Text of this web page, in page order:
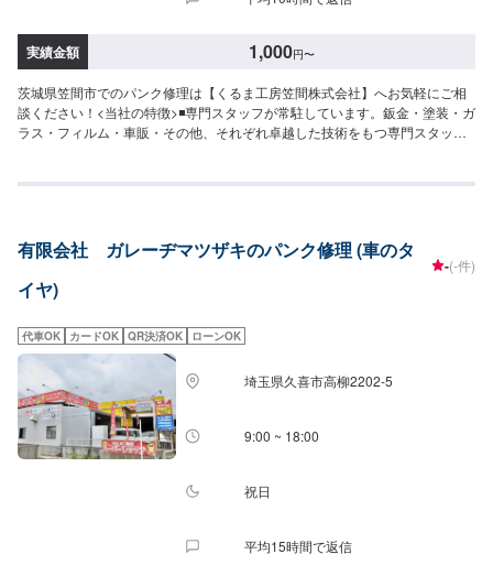
実績金額 1,000円〜
茨城県笠間市でのパンク修理は【くるま工房笠間株式会社】へお気軽にご相
談ください！<当社の特徴>◾専門スタッフが常駐しています。鈑金・塗装・ガ
ラス・フィルム・車販・その他、それぞれ卓越した技術をもつ専門スタッフ
は保証します。◾土・日・祝も営業してるのでお客様がお休みでも見積・修理
>★お安く済ませたい…★お時間があまり取れない…などのご相談もお気軽に
どうぞ！【1】オファーにてお問い合わせ【2】お見積り【3】お見積りにご
納得いただければ作業開始【4】仕上がり次第納車-----納期について-----納期
めご了承ください。-----代車について-----代車をご用意しています。お車の作
業中は代車をご利用ください。※代車の燃料代はお客様にご負担いただいてお
ります。-----ご来店時の注意、受付方法-----入庫の際はお気をつけてお越しく
ださい。駐車スペースは事務所前の空いているスペースに駐車してくださ
い。受付はスタッフへ「メンテモで予約しました」とお伝えください。ご案
内いたします。【定休日・営業時間】定休日：年中無休（大型連休のみ休
み）営業時間：9:00~18:00
有限会社 ガレーヂマツザキのパンク修理 (車のタ
イヤ)
-(-件)
代車OK カードOK QR決済OK ローンOK
埼玉県久喜市高柳2202-5
9:00 ~ 18:00
祝日
平均15時間で返信